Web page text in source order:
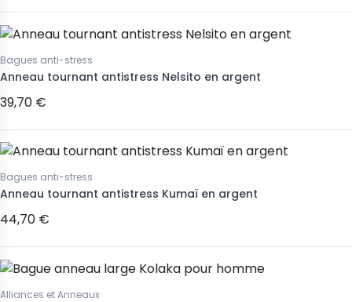
Bagues anti-stress
Anneau tournant antistress Nelsito en argent
39,70 €
Bagues anti-stress
Anneau tournant antistress Kumaï en argent
44,70 €
Alliances et Anneaux